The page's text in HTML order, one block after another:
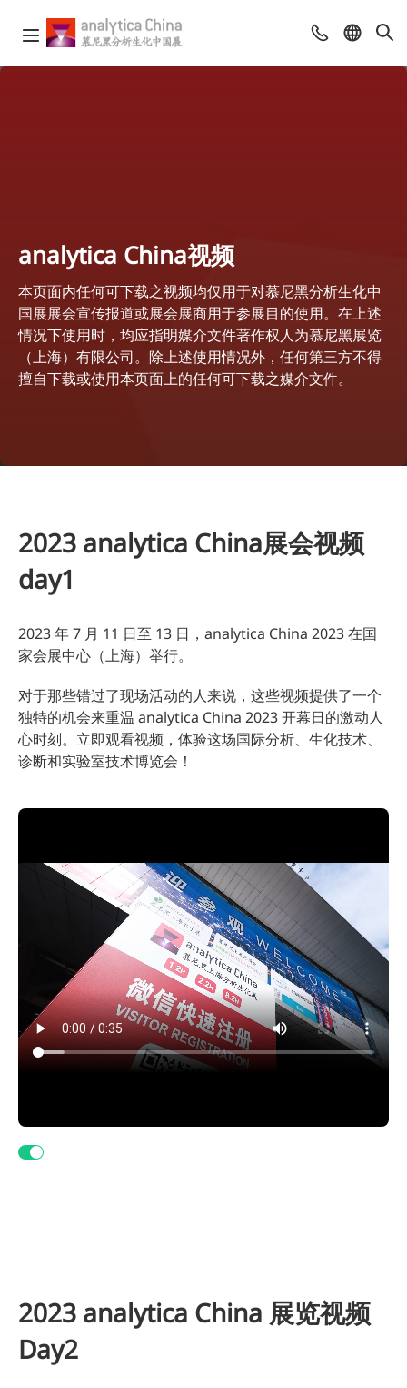
analytica China视频
本页面内任何可下载之视频均仅用于对慕尼黑分析生化中
国展展会宣传报道或展会展商用于参展目的使用。在上述
情况下使用时，均应指明媒介文件著作权人为慕尼黑展览
（上海）有限公司。除上述使用情况外，任何第三方不得
擅自下载或使用本页面上的任何可下载之媒介文件。
2023 analytica China展会视频
day1
2023 年 7 月 11 日至 13 日，analytica China 2023 在国
家会展中心（上海）举行。
对于那些错过了现场活动的人来说，这些视频提供了一个
独特的机会来重温 analytica China 2023 开幕日的激动人
心时刻。立即观看视频，体验这场国际分析、生化技术、
诊断和实验室技术博览会！
2023 analytica China 展览视频
Day2